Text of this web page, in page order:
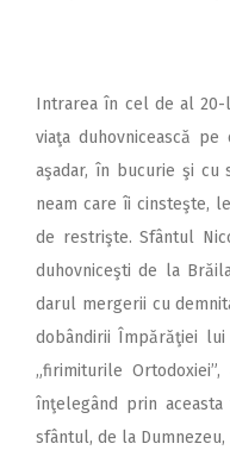
Intrarea în cel de al 20-
viaţa duhovnicească
aşadar, în bucurie şi cu
neam care îi cinsteşte,
de restrişte. Sfântul
duhovniceşti de la
darul mergerii cu
dobândirii Împărăţiei lui
„firimiturile
înţelegând prin
sfântul, de la Dumnezeu,